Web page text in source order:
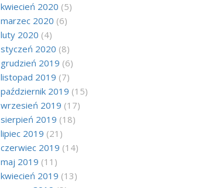
kwiecień 2020 (5)
marzec 2020 (6)
luty 2020 (4)
styczeń 2020 (8)
grudzień 2019 (6)
listopad 2019 (7)
październik 2019 (15)
wrzesień 2019 (17)
sierpień 2019 (18)
lipiec 2019 (21)
czerwiec 2019 (14)
maj 2019 (11)
kwiecień 2019 (13)